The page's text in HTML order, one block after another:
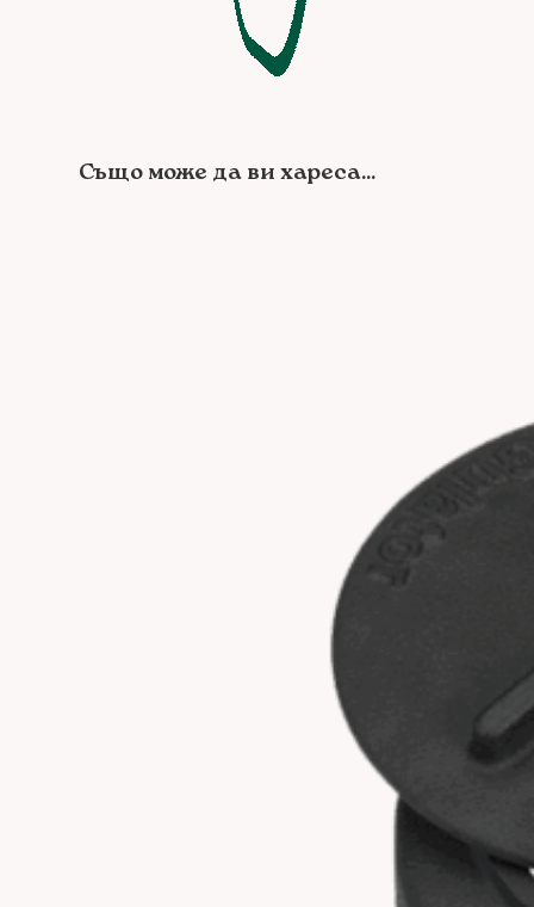
Също може да ви хареса...